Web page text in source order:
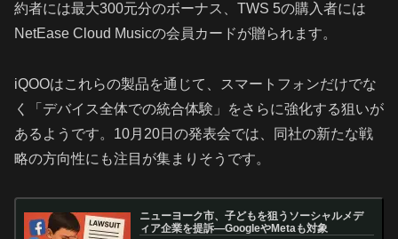
約者には最大300元分のボーナス、TWS 5の購入者には
NetEase Cloud Musicの会員カードが贈られます。
iQOOはこれらの製品を通じて、スマートフォンだけでな
く「デバイス全体での統合体験」をさらに強化する狙いが
あるようです。10月20日の発表会では、同社の新たな戦
略の方向性にも注目が集まりそうです。
ニューヨーク市、子どもを狙うソーシャルメデ
ィア企業を提訴—GoogleやMetaも対象